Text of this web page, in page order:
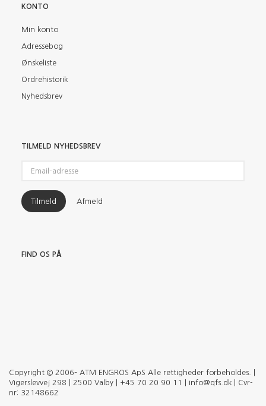
KONTO
Min konto
Adressebog
Ønskeliste
Ordrehistorik
Nyhedsbrev
TILMELD NYHEDSBREV
adresse
Tilmeld Afmeld
FIND OS PÅ
Copyright © 2006– ATM ENGROS ApS Alle rettigheder forbeholdes. |
Vigerslevvej 298 | 2500 Valby | +45 70 20 90 11 | info@qfs.dk | Cvr-
nr: 32148662